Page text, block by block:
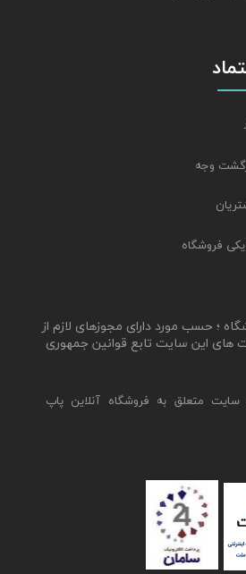
متعلق به فروشگاه آنلاین پاپ
وجه
فروشگاه
؛ حسب مورد دارای مجوزهای لازم از
های این سایت تابع قوانین جمهوری